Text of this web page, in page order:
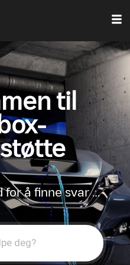
til
for å finne svar …